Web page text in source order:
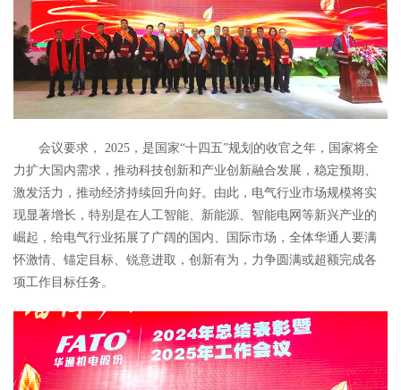
会议要求， 2025，是国家“十四五”规划的收官之年，国家将全
力扩大国内需求，推动科技创新和产业创新融合发展，稳定预期、
激发活力，推动经济持续回升向好。由此，电气行业市场规模将实
现显著增长，特别是在人工智能、新能源、智能电网等新兴产业的
崛起，给电气行业拓展了广阔的国内、国际市场，全体华通人要满
怀激情、锚定目标、锐意进取，创新有为，力争圆满或超额完成各
项工作目标任务。